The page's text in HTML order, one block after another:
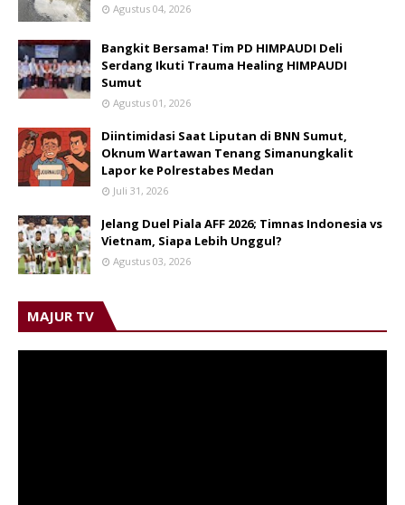
Agustus 04, 2026
Bangkit Bersama! Tim PD HIMPAUDI Deli
Serdang Ikuti Trauma Healing HIMPAUDI
Sumut
Agustus 01, 2026
Diintimidasi Saat Liputan di BNN Sumut,
Oknum Wartawan Tenang Simanungkalit
Lapor ke Polrestabes Medan
Juli 31, 2026
Jelang Duel Piala AFF 2026; Timnas Indonesia vs
Vietnam, Siapa Lebih Unggul?
Agustus 03, 2026
MAJUR TV